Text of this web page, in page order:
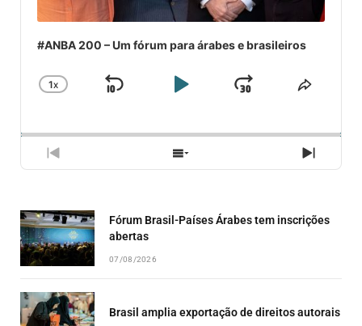
#ANBA 200 – Um fórum para árabes e brasileiros
CHANGE
1X
SKIP
PLAYJUMP
PREVIOUS
EPISODE
SHOW
EPISODES
NEXT
Fórum Brasil-Países Árabes tem inscrições
abertas
07/08/2026
Brasil amplia exportação de direitos autorais